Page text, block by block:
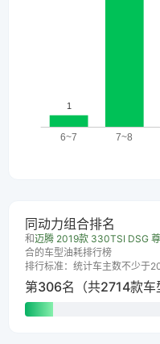
同动力组合排名
和迈腾 2019款 330TSI DSG
合的车型油耗排行榜
排行标准：统计车主数不少于20
第306名（共2714款车